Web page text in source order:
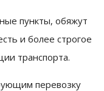
пункты, обяжут
и более строгое
транспорта.
перевозку